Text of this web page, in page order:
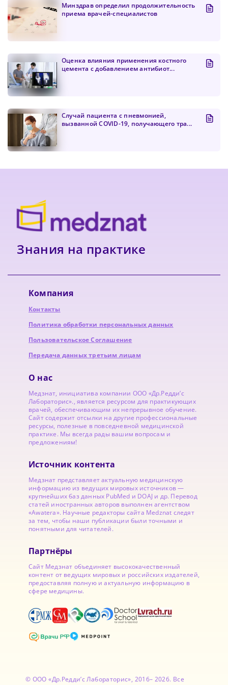
Минздрав определил продолжительность
приема врачей-специалистов
Оценка влияния применения костного
цемента с добавлением антибиот...
Случай пациента с пневмонией,
вызванной COVID-19, получающего тра...
Знания на практике
Компания
Контакты
Политика обработки персональных данных
Пользовательское Соглашение
Передача данных третьим лицам
О нас
Медзнат, инициатива компании ООО «Др.Редди’с
Лабораторис»., является ресурсом для практикующих
врачей, обеспечивающим их непрерывное обучение.
Сайт содержит отсылки на другие профессиональные
ресурсы, полезные в повседневной медицинской
практике. Мы всегда рады вашим вопросам и
предложениям!
Источник контента
Медзнат представляет актуальную медицинскую
информацию из ведущих мировых источников —
крупнейших баз данных PubMed и DOAJ и др. Перевод
статей иностранных авторов выполнен агентством
«Awatera». Научные редакторы сайта Medznat следят
за тем, чтобы наши публикации были точными и
понятными для читателей.
Партнёры
Сайт Медзнат объединяет высококачественный
контент от ведущих мировых и российских издателей,
предоставляя полную и актуальную информацию в
сфере медицины.
© ООО «Др.Редди’с Лабораторис», 2016– 2026. Все